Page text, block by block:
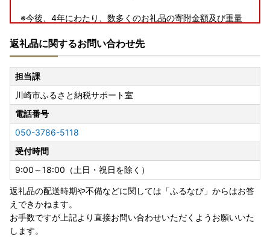
※今後、4年にわたり、数多くのお礼品の寄附金額及び重量
スタッフに限りがあることから、あらかじめ変更内容をお
伝えすることが難しくなりました。
ルールに基づいたふるさと納税の運用に資するため何卒ご
容赦賜り、
引き続き神奈川県川崎市の応援をよろしくお願いいたしま
す。
返礼品に関するお問い合わせ先
担当課
川崎市ふるさと納税サポート室
電話番号
050-3786-5118
受付時間
9:00～18:00（土日・祝日を除く）
返礼品の配送時期や不備などに関しては「ふるなび」からはお答
えできかねます。
お手数ですが上記より直接お問い合わせいただくようお願いいた
します。